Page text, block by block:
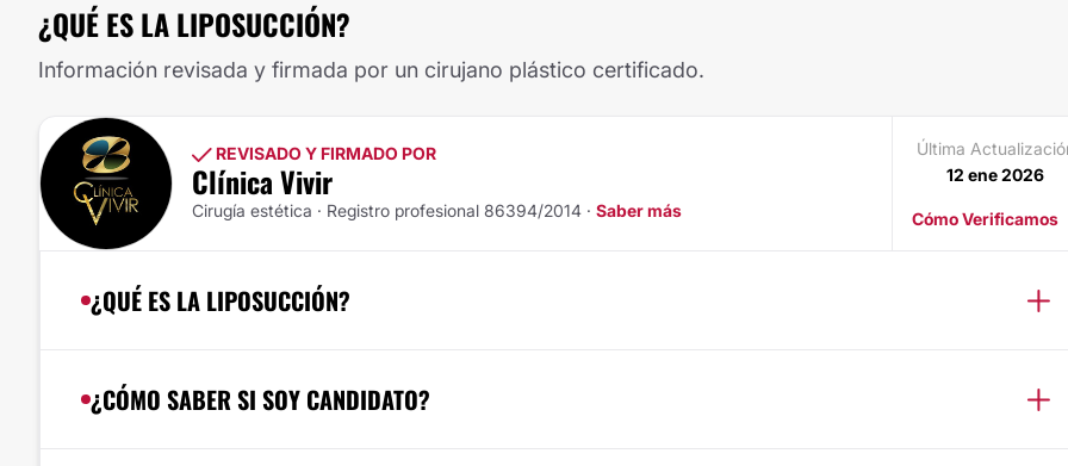
¿QUÉ ES LA LIPOSUCCIÓN?
Información revisada y firmada por un cirujano plástico certificado.
REVISADO Y FIRMADO POR
Clínica Vivir
Cirugía estética · Registro profesional 86394/2014 · Saber más
Última
12 ene 2026
Cómo Verificamos
¿QUÉ ES LA LIPOSUCCIÓN?
¿CÓMO SABER SI SOY CANDIDATO?